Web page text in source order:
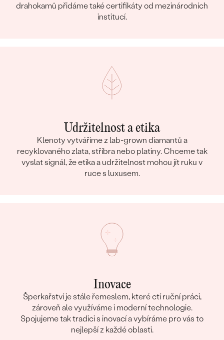
drahokamů přidáme také certifikáty od mezinárodních
institucí.
Udržitelnost a etika
Klenoty vytváříme z lab-grown diamantů a
recyklovaného zlata, stříbra nebo platiny. Chceme tak
vyslat signál, že etika a udržitelnost mohou jít ruku v
ruce s luxusem.
Inovace
Šperkařství je stále řemeslem, které ctí ruční práci,
zároveň ale využíváme i moderní technologie.
Spojujeme tak tradici s inovací a vybíráme pro vás to
nejlepší z každé oblasti.